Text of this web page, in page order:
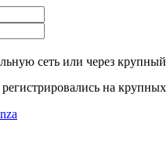
сеть или через
на